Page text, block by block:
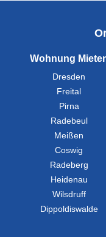
Wohnung
Dresden
Freital
Pirna
Radebeul
Meißen
Coswig
Radeberg
Heidenau
Wilsdruff
Dippoldiswalde